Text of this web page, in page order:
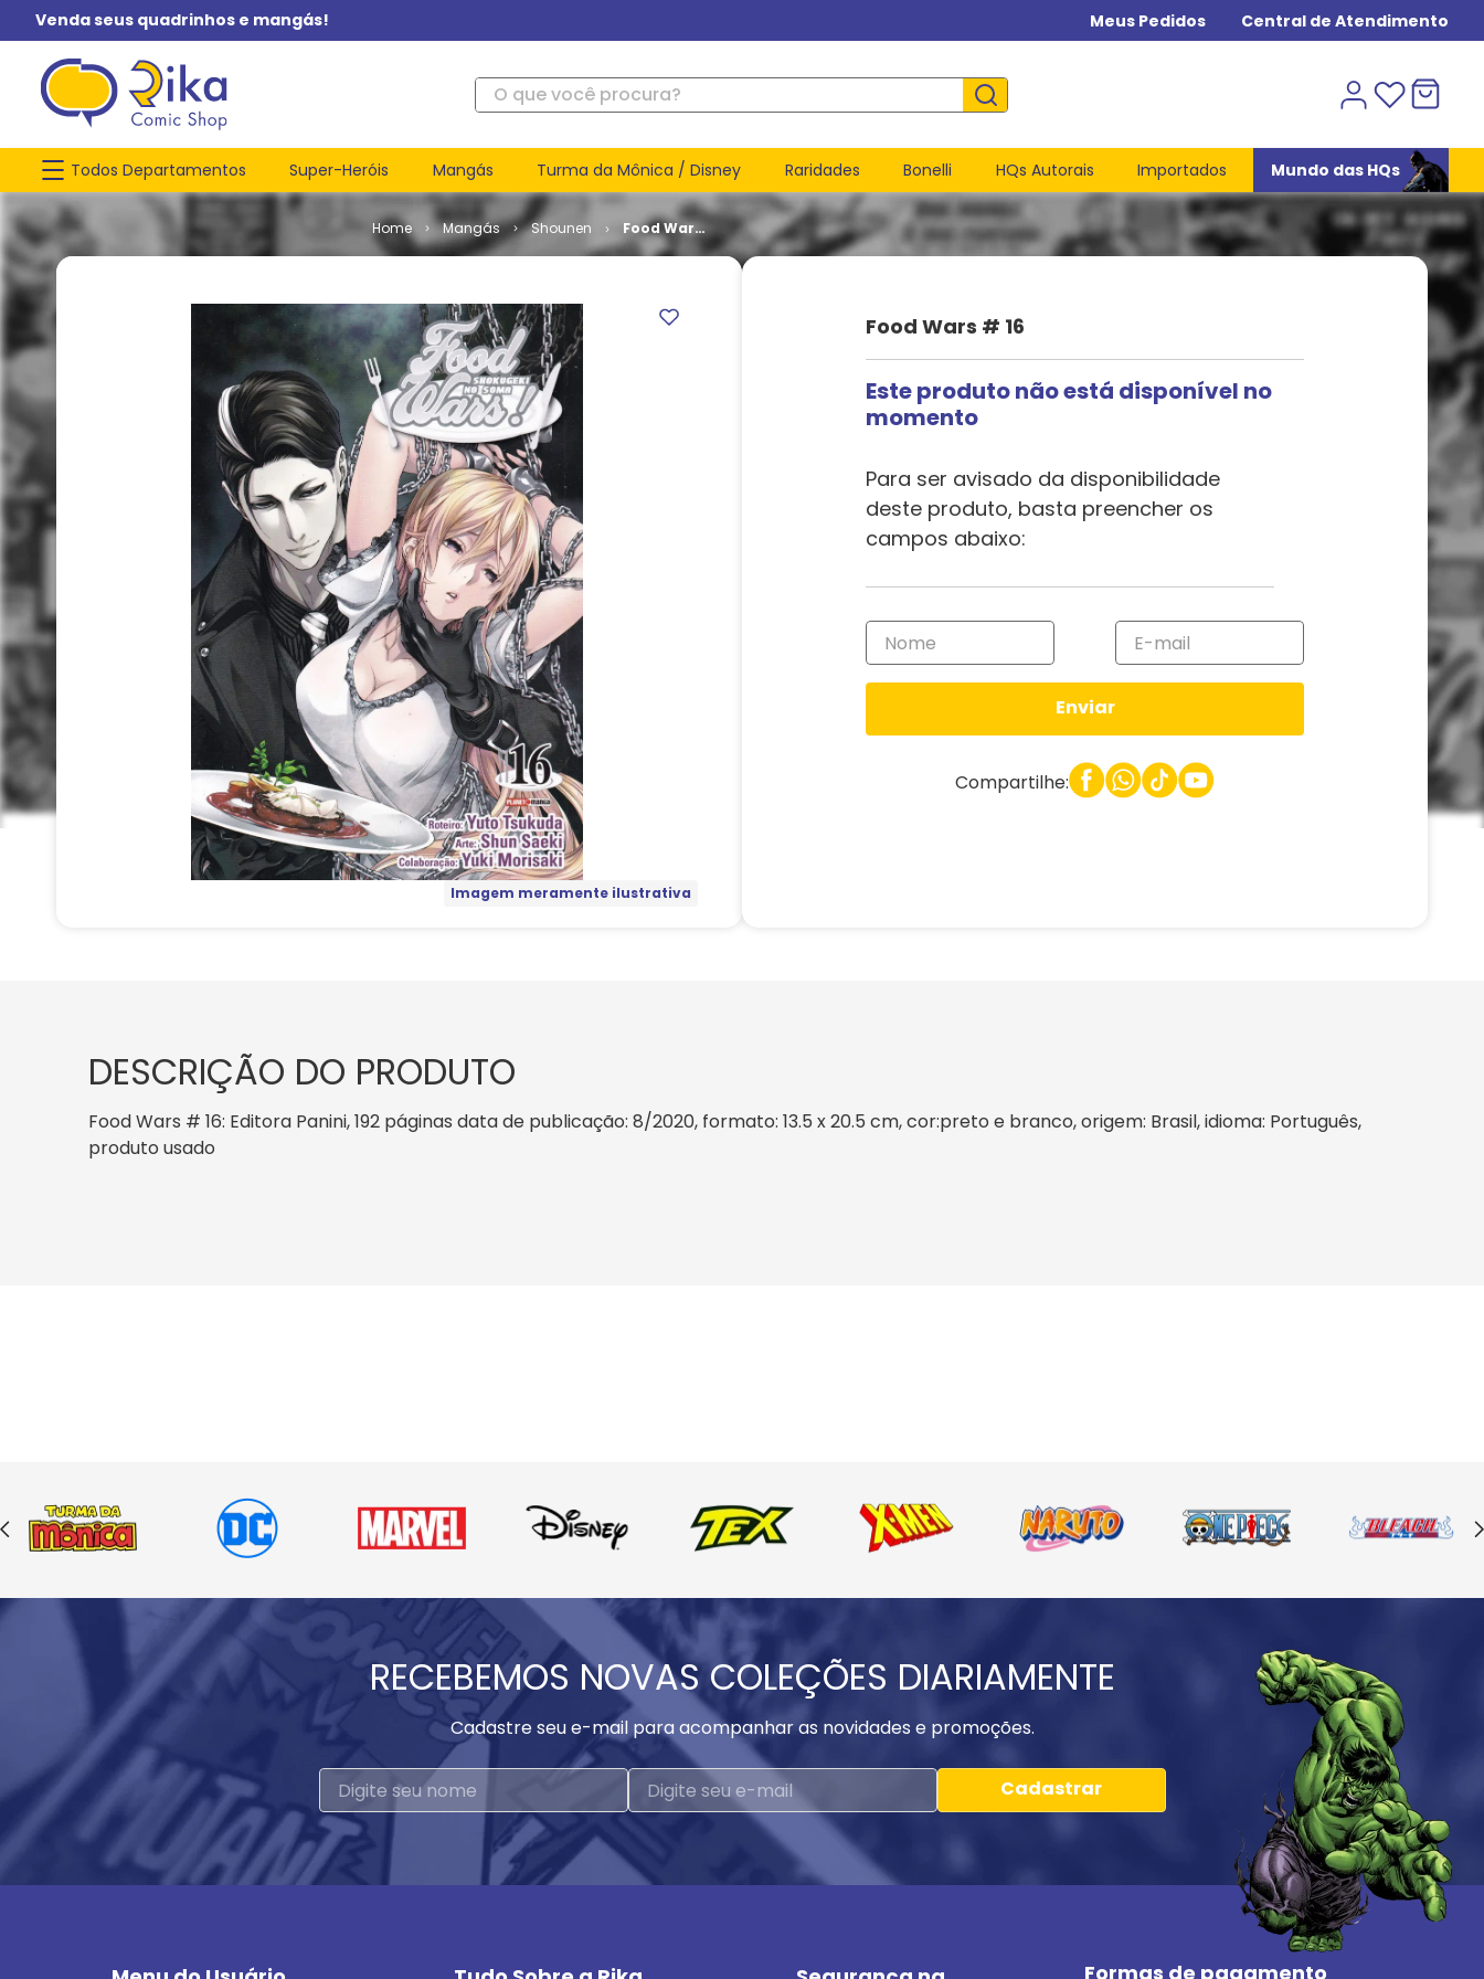
Venda seus quadrinhos e mangás! Meus Pedidos Central de Atendimento
O que você procura?
Todos Departamentos Super-Heróis Mangás Turma da Mônica / Disney Raridades Bonelli HQs Autorais Importados Mundo das HQs
Mangás Shounen
Food Wars
# 16
Imagem meramente ilustrativa
Food Wars # 16
Este produto não está disponível no
momento
Para ser avisado da disponibilidade
deste produto, basta preencher os
campos abaixo:
Enviar
Compartilhe:
DESCRIÇÃO DO PRODUTO
Food Wars # 16: Editora Panini, 192 páginas data de publicação: 8/2020, formato: 13.5 x 20.5 cm, cor:preto e branco, origem: Brasil, idioma: Português,
produto usado
RECEBEMOS NOVAS COLEÇÕES DIARIAMENTE
Cadastre seu e-mail para acompanhar as novidades e promoções.
Cadastrar
Formas de pagamento